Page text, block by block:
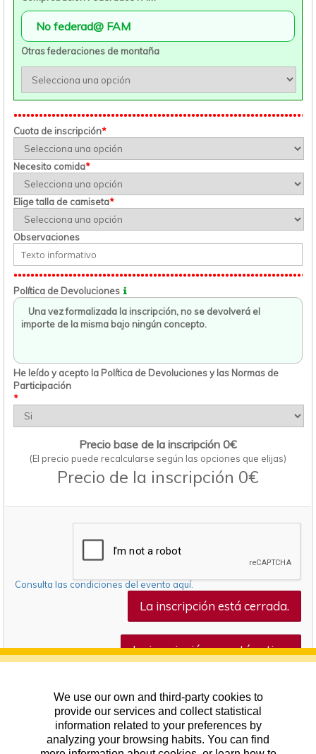
Otras federaciones de montaña
Cuota de inscripción*
Necesito comida*
Elige talla de camiseta*
Observaciones
Política de Devoluciones
He leído y acepto la Política de Devoluciones y las Normas de
Participación
*
Precio base de la inscripción 0€
(El precio puede recalcularse según las opciones que elijas)
Precio de la inscripción 0€
Consulta las condiciones del evento aquí.
La inscripción está cerrada.
La inscripción no está activa.
We use our own and third-party cookies to
provide our services and collect statistical
information related to your preferences by
analyzing your browsing habits. You can find